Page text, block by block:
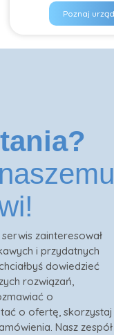
Poznaj
zainteresował
i przydatnych
dowiedzieć
rozwiązań,
o
o ofertę, skorzystaj
Nasz zespół